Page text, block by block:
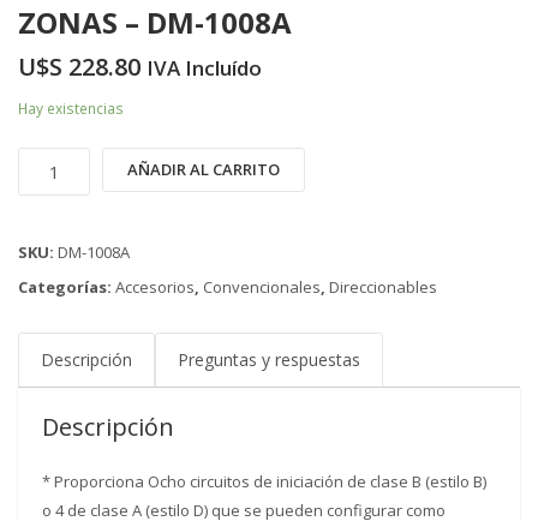
ZONAS – DM-1008A
U$S 228.80 IVA Incluído
Hay existencias
DE
DE
-
DM-
1008A
cantidad
AÑADIR AL CARRITO
SKU: DM-1008A
Categorías: Accesorios, Convencionales, Direccionables
Descripción Preguntas y respuestas
Descripción
* Proporciona Ocho circuitos de iniciación de clase B (estilo B)
o 4 de clase A (estilo D) que se pueden configurar como